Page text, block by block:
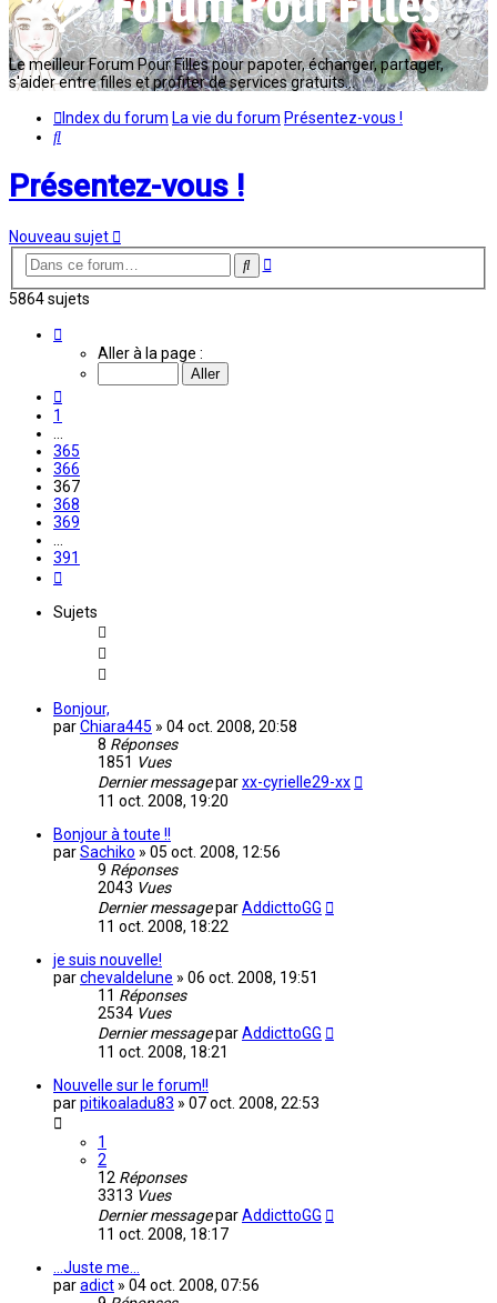
Le meilleur Forum Pour Filles pour papoter, échanger, partager,
s'aider entre filles et profiter de services gratuits...
Index du forum La vie du forum Présentez-vous !
Rechercher
Présentez-vous !
Nouveau sujet
Rechercher
Recherche
5864 sujets
367
Aller à la page :
1
365
366
367
368
369
391
Sujets
Bonjour,
parChiara445 » 04 oct. 2008, 20:58
8 Réponses
1851 Vues
Dernier messageparxx-cyrielle29-xx
11 oct. 2008, 19:20
Bonjour à toute !!
parSachiko » 05 oct. 2008, 12:56
9 Réponses
2043 Vues
Dernier messageparAddicttoGG
11 oct. 2008, 18:22
je suis nouvelle!
parchevaldelune » 06 oct. 2008, 19:51
11 Réponses
2534 Vues
Dernier messageparAddicttoGG
11 oct. 2008, 18:21
Nouvelle sur le forum!!
parpitikoaladu83 » 07 oct. 2008, 22:53
1
2
12 Réponses
3313 Vues
Dernier messageparAddicttoGG
11 oct. 2008, 18:17
...Juste me...
paradict » 04 oct. 2008, 07:56